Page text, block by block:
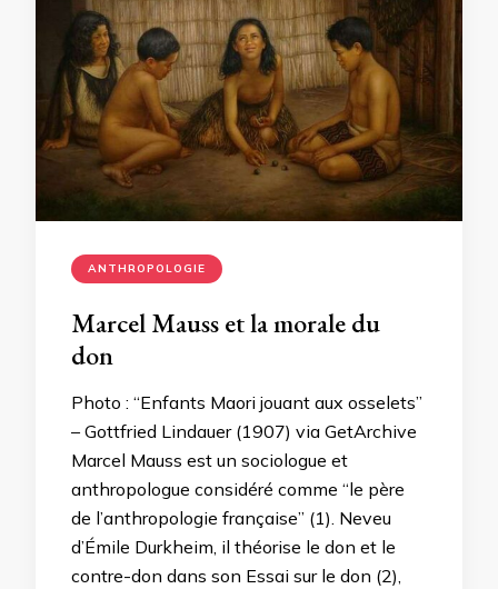
ANTHROPOLOGIE
Marcel Mauss et la morale du
don
Photo : “Enfants Maori jouant aux osselets”
– Gottfried Lindauer (1907) via GetArchive
Marcel Mauss est un sociologue et
anthropologue considéré comme “le père
de l’anthropologie française” (1). Neveu
d’Émile Durkheim, il théorise le don et le
contre-don dans son Essai sur le don (2),